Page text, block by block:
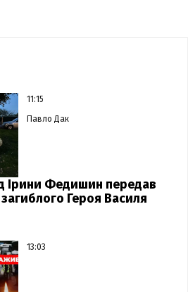
11:15
Павло Дак
Ірини Федишин передав
Героя Василя
13:03